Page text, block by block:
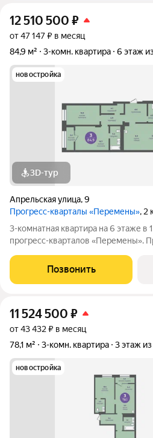
12 510 500 ₽
от 47 147 ₽ в месяц
84,9 м²
3-комн. квартира 6 этаж
новостройка
3D-тур
Апрельская улица,9
Прогресс-кварталы «Перемены», 2
3-комнатная квартира на 6 этаже в
прогресс-кварталов «Перемены».
Индивидуальный подбор наиболее
покупки. Бесплатное
Позвонить
11 524 500 ₽
от 43 432 ₽ в месяц
78,1 м²
3-комн. квартира 3 этаж из
новостройка